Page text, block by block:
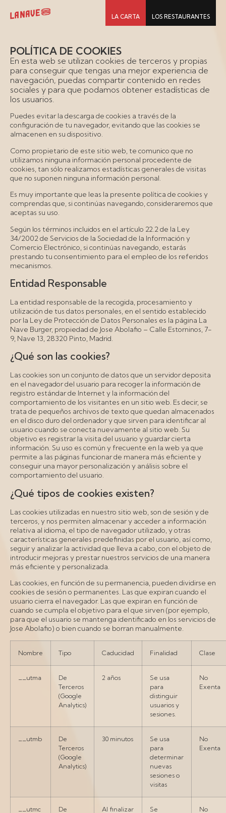
LOS RESTAURANTES
LA CARTA
POLÍTICA DE COOKIES
En esta web se utilizan cookies de terceros y propias
para conseguir que tengas una mejor experiencia de
navegación, puedas compartir contenido en redes
sociales y para que podamos obtener estadísticas de
los usuarios.
Puedes evitar la descarga de cookies a través de la
configuración de tu navegador, evitando que las cookies se
almacenen en su dispositivo.
Como propietario de este sitio web, te comunico que no
utilizamos ninguna información personal procedente de
cookies, tan sólo realizamos estadísticas generales de visitas
que no suponen ninguna información personal.
Es muy importante que leas la presente política de cookies y
comprendas que, si continúas navegando, consideraremos que
aceptas su uso.
Según los términos incluidos en el artículo 22.2 de la Ley
34/2002 de Servicios de la Sociedad de la Información y
Comercio Electrónico, si continúas navegando, estarás
prestando tu consentimiento para el empleo de los referidos
mecanismos.
Entidad Responsable
La entidad responsable de la recogida, procesamiento y
utilización de tus datos personales, en el sentido establecido
por la Ley de Protección de Datos Personales es la página La
Nave Burger, propiedad de Jose Abolafio – Calle Estorninos, 7-
9, Nave 13, 28320 Pinto, Madrid.
¿Qué son las cookies?
Las cookies son un conjunto de datos que un servidor deposita
en el navegador del usuario para recoger la información de
registro estándar de Internet y la información del
comportamiento de los visitantes en un sitio web. Es decir, se
trata de pequeños archivos de texto que quedan almacenados
en el disco duro del ordenador y que sirven para identificar al
usuario cuando se conecta nuevamente al sitio web. Su
objetivo es registrar la visita del usuario y guardar cierta
información. Su uso es común y frecuente en la web ya que
permite a las páginas funcionar de manera más eficiente y
conseguir una mayor personalización y análisis sobre el
comportamiento del usuario.
¿Qué tipos de cookies existen?
Las cookies utilizadas en nuestro sitio web, son de sesión y de
terceros, y nos permiten almacenar y acceder a información
relativa al idioma, el tipo de navegador utilizado, y otras
características generales predefinidas por el usuario, así como,
seguir y analizar la actividad que lleva a cabo, con el objeto de
introducir mejoras y prestar nuestros servicios de una manera
más eficiente y personalizada.
Las cookies, en función de su permanencia, pueden dividirse en
cookies de sesión o permanentes. Las que expiran cuando el
usuario cierra el navegador. Las que expiran en función de
cuando se cumpla el objetivo para el que sirven (por ejemplo,
para que el usuario se mantenga identificado en los servicios de
Jose Abolafio) o bien cuando se borran manualmente.
Nombre Tipo Caducidad Finalidad Clase
__utma
De
Terceros
(Google
Analytics)
2 años
Se usa
para
distinguir
usuarios y
sesiones.
No
Exenta
__utmb
De
Terceros
(Google
Analytics)
30 minutos
Se usa
para
determinar
nuevas
sesiones o
visitas
No
Exenta
__utmc
De
Al finalizar
Se
No